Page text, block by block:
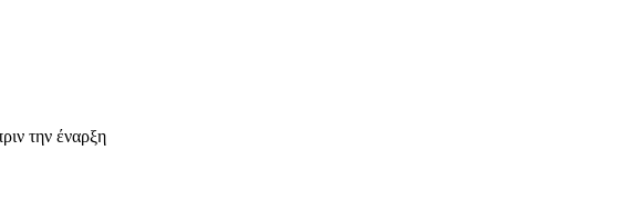
την έναρξη